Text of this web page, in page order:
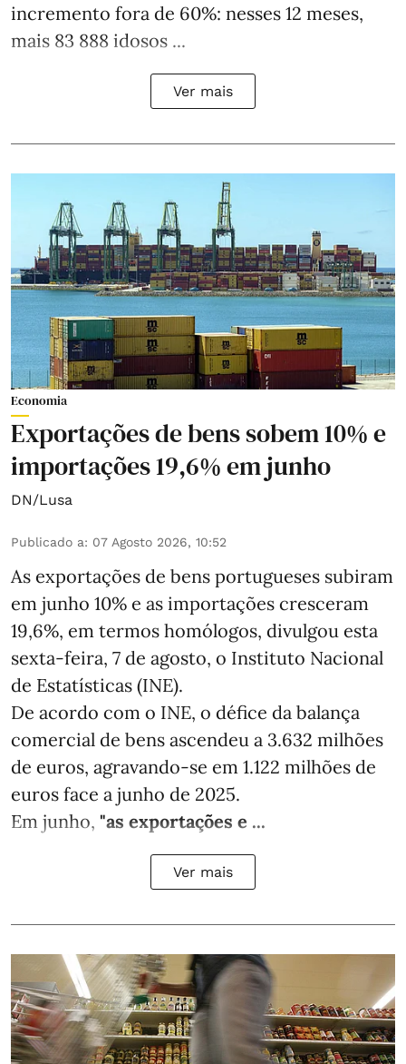
incremento fora de 60%: nesses 12 meses,
mais 83 888 idosos ...
Ver mais
Economia
Exportações de bens sobem 10% e
importações 19,6% em junho
DN/Lusa
Publicado a: 07 Agosto 2026, 10:52
As exportações de bens portugueses subiram
em junho 10% e as importações cresceram
19,6%, em termos homólogos, divulgou esta
sexta-feira, 7 de agosto, o Instituto Nacional
de Estatísticas (INE).
De acordo com o INE, o défice da balança
comercial de bens ascendeu a 3.632 milhões
de euros, agravando-se em 1.122 milhões de
euros face a junho de 2025.
Em junho, "as exportações e ...
Ver mais